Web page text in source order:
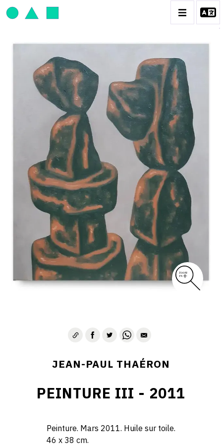
JEAN-PAUL THAÉRON
BIOGRAPHIE
CATALOGUE DES OEUVRES
OBJET / SIGNE
PEINTURE
SCULPTURE
CONTACT
JEAN-PAUL THAÉRON
PEINTURE III - 2011
Peinture. Mars 2011. Huile sur toile.
46 x 38 cm.